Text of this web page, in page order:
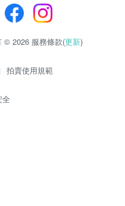
© 2026 服務條款(更新)
拍賣使用規範
全